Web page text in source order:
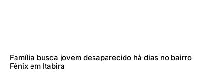
Família busca jovem desaparecido há dias no bairro
Fênix em Itabira